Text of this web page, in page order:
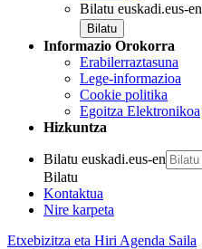
Bilatu euskadi.eus-en
Informazio Orokorra
Erabilerraztasuna
Lege-informazioa
Cookie politika
Egoitza Elektronikoa
Hizkuntza
Bilatu euskadi.eus-en
Bilatu
Kontaktua
Nire karpeta
Etxebizitza eta Hiri Agenda Saila